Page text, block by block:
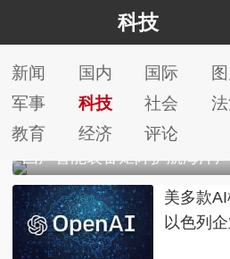
科技
新闻 国内 国际
军事
科技 社会
教育
经济 评论
国产智能装备矩阵护航海洋
美多款AI
以色列